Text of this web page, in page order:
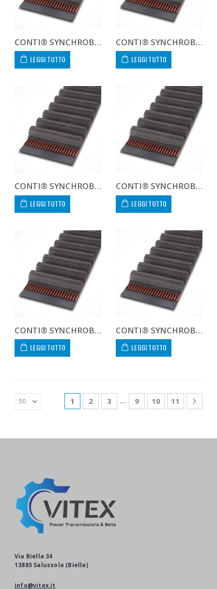
CONTI® SYNCHROBELT HTD8112885
LEGGI TUTTO
CONTI® SYNCHROBELT HTD81152-400 CUSTOM
LEGGI TUTTO
CONTI® SYNCHROBELT HTD8115220
LEGGI TUTTO
CONTI® SYNCHROBELT HTD8115230
LEGGI TUTTO
CONTI® SYNCHROBELT HTD8115250
LEGGI TUTTO
CONTI® SYNCHROBELT HTD8115285
LEGGI TUTTO
1 2 3 … 9 10 11
Via Biella 34
13885 Salussola (Biella)
info@vitex.it